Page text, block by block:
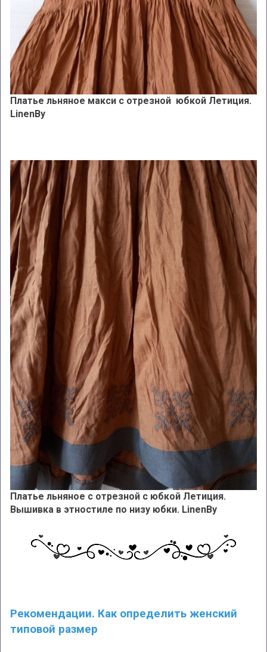
Платье льняное макси с отрезной юбкой Летиция.
LinenBy
Платье льняное с отрезной с юбкой Летиция.
Вышивка в этностиле по низу юбки. LinenBy
Рекомендации. Как определить женский
типовой размер